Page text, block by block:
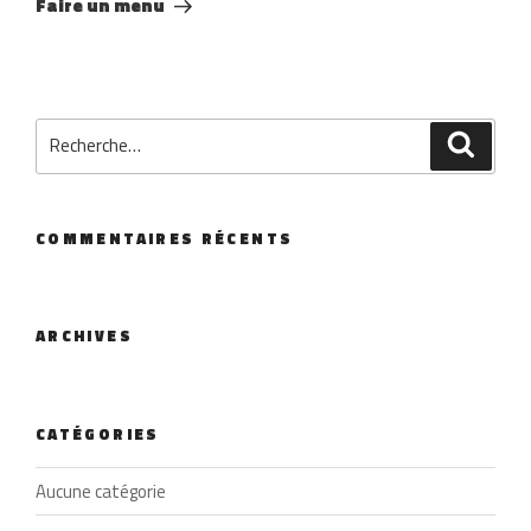
Recherche
pour
COMMENTAIRES RÉCENTS
ARCHIVES
CATÉGORIES
Aucune catégorie